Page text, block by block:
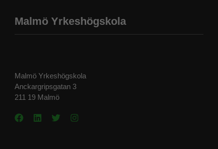
Malmö Yrkeshögskola
Malmö Yrkeshögskola
Anckargripsgatan 3
211 19 Malmö